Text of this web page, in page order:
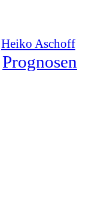
Heiko Aschoff
Prognosen